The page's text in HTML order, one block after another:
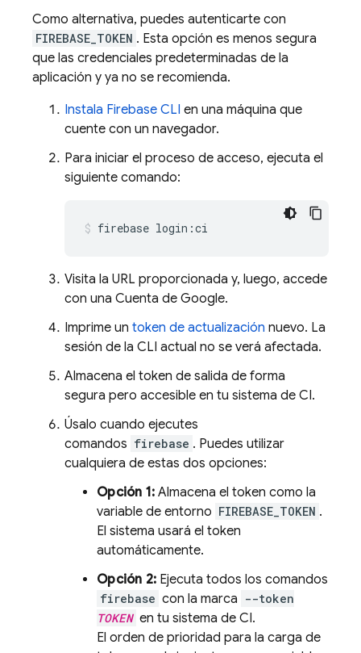
Como alternativa, puedes autenticarte con
FIREBASE_TOKEN . Esta opción es menos segura
que las credenciales predeterminadas de la
aplicación y ya no se recomienda.
Instala Firebase CLI en una máquina que
cuente con un navegador.
Para iniciar el proceso de acceso, ejecuta el
siguiente comando:
firebase login:ci
Visita la URL proporcionada y, luego, accede
con una Cuenta de Google.
Imprime un token de actualización nuevo. La
sesión de la CLI actual no se verá afectada.
Almacena el token de salida de forma
segura pero accesible en tu sistema de CI.
Úsalo cuando ejecutes
comandos firebase . Puedes utilizar
cualquiera de estas dos opciones:
Opción 1: Almacena el token como la
variable de entorno FIREBASE_TOKEN .
El sistema usará el token
automáticamente.
Opción 2: Ejecuta todos los comandos
firebase con la marca --token
TOKEN en tu sistema de CI.
El orden de prioridad para la carga de